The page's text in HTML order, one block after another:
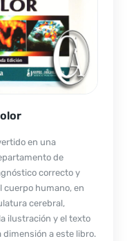
en una
de
correcto y
cuerpo humano, en
cerebral,
ilustración y el texto
a este libro.